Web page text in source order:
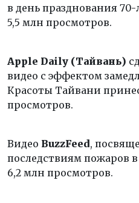
в день празднования
5,5 млн просмотров.
Apple Daily (Тайвань)
видео с эффектом
Красоты Тайвани
просмотров.
Видео BuzzFeed,
последствиям пожаров
6,2 млн просмотров.